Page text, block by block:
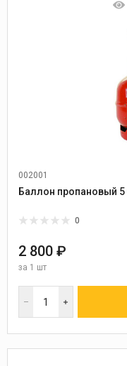
002001
0
2 800 ₽
за 1 шт